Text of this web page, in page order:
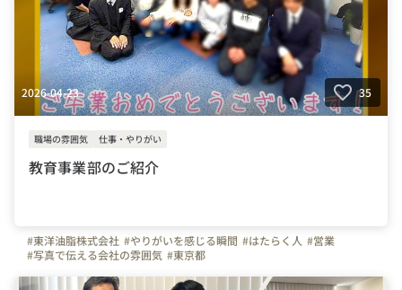
2026-04-23 35
職場の雰囲気 仕事・やりがい
教育事業部のご紹介
#東洋油脂株式会社 #やりがいを感じる瞬間 #はたらく人 #営業
#写真で伝える会社の雰囲気 #東京都